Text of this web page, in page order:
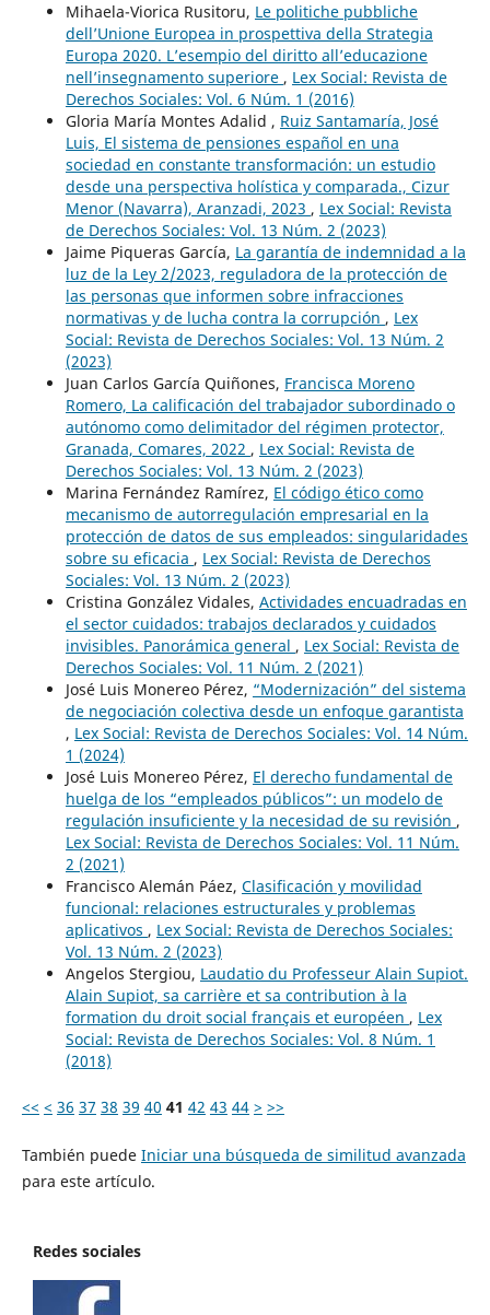
Mihaela-Viorica Rusitoru, Le politiche pubbliche
dell’Unione Europea in prospettiva della Strategia
Europa 2020. L’esempio del diritto all’educazione
nell’insegnamento superiore , Lex Social: Revista de
Derechos Sociales: Vol. 6 Núm. 1 (2016)
Gloria María Montes Adalid , Ruiz Santamaría, José
Luis, El sistema de pensiones español en una
sociedad en constante transformación: un estudio
desde una perspectiva holística y comparada., Cizur
Menor (Navarra), Aranzadi, 2023 , Lex Social: Revista
de Derechos Sociales: Vol. 13 Núm. 2 (2023)
Jaime Piqueras García, La garantía de indemnidad a la
luz de la Ley 2/2023, reguladora de la protección de
las personas que informen sobre infracciones
normativas y de lucha contra la corrupción , Lex
Social: Revista de Derechos Sociales: Vol. 13 Núm. 2
(2023)
Juan Carlos García Quiñones, Francisca Moreno
Romero, La calificación del trabajador subordinado o
autónomo como delimitador del régimen protector,
Granada, Comares, 2022 , Lex Social: Revista de
Derechos Sociales: Vol. 13 Núm. 2 (2023)
Marina Fernández Ramírez, El código ético como
mecanismo de autorregulación empresarial en la
protección de datos de sus empleados: singularidades
sobre su eficacia , Lex Social: Revista de Derechos
Sociales: Vol. 13 Núm. 2 (2023)
Cristina González Vidales, Actividades encuadradas en
el sector cuidados: trabajos declarados y cuidados
invisibles. Panorámica general , Lex Social: Revista de
Derechos Sociales: Vol. 11 Núm. 2 (2021)
José Luis Monereo Pérez, “Modernización” del sistema
de negociación colectiva desde un enfoque garantista
, Lex Social: Revista de Derechos Sociales: Vol. 14 Núm.
1 (2024)
José Luis Monereo Pérez, El derecho fundamental de
huelga de los “empleados públicos”: un modelo de
regulación insuficiente y la necesidad de su revisión ,
Lex Social: Revista de Derechos Sociales: Vol. 11 Núm.
2 (2021)
Francisco Alemán Páez, Clasificación y movilidad
funcional: relaciones estructurales y problemas
aplicativos , Lex Social: Revista de Derechos Sociales:
Vol. 13 Núm. 2 (2023)
Angelos Stergiou, Laudatio du Professeur Alain Supiot.
Alain Supiot, sa carrière et sa contribution à la
formation du droit social français et européen , Lex
Social: Revista de Derechos Sociales: Vol. 8 Núm. 1
(2018)
<< < 36 37 38 39 40 41 42 43 44 > >>
También puede Iniciar una búsqueda de similitud avanzada
para este artículo.
Redes sociales